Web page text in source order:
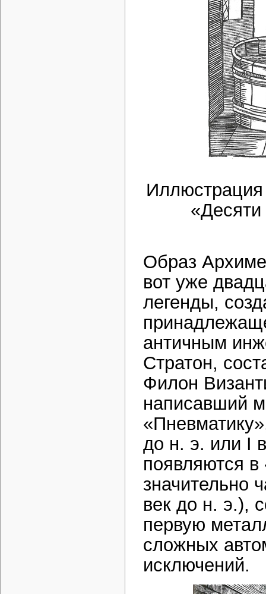
Иллюстрация
«Десяти
Образ
вот уже
легенды,
античным
Стратон,
Филон
написавший
до н. э. или I
появляются в
значительно
век до н. э.),
первую
сложных
исключений.